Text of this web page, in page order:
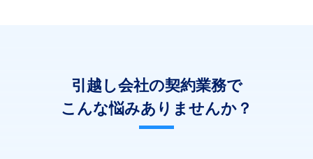
引越し会社の契約業務で
こんな悩みありませんか？